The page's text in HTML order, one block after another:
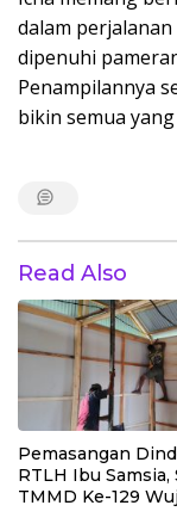
dalam
dipenuhi
Penampilannya
bikin semua
Read Also
Pemasangan
RTLH Ibu Samsia,
TMMD Ke-129